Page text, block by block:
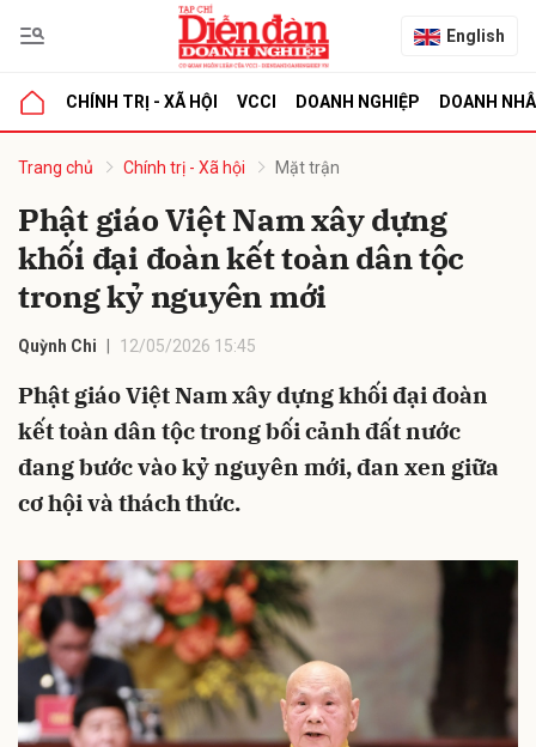
English
CHÍNH TRỊ - XÃ HỘI VCCI DOANH NGHIỆP DOANH
Trang chủ Chính trị - Xã hội Mặt trận
Phật giáo Việt Nam xây dựng
khối đại đoàn kết toàn dân tộc
trong kỷ nguyên mới
Quỳnh Chi 12/05/2026 15:45
Phật giáo Việt Nam xây dựng khối đại đoàn
kết toàn dân tộc trong bối cảnh đất nước
đang bước vào kỷ nguyên mới, đan xen giữa
cơ hội và thách thức.
luận
Hủy